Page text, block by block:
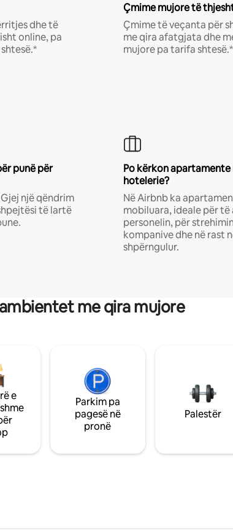
dhe të
online, pa
Çmime mujore të
Çmime të veçanta për
me qira afatgjata dhe
mujore pa tarifa shtesë.*
punë për
një qëndrim
të lartë
Po kërkon apartamente
hotelerie?
Në Airbnb ka
mobiluara, ideale për
personelin, për
kompanive dhe në rast
shpërngulur.
me qira mujore
e
Parkim pa
pagesë në
pronë
Palestër